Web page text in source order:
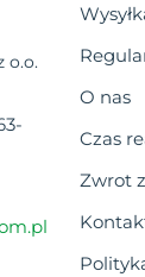
o.o.
O nas
Czas
Zwrot